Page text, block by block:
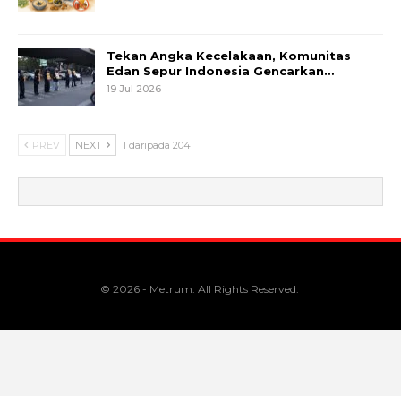
Tekan Angka Kecelakaan, Komunitas
Edan Sepur Indonesia Gencarkan…
19 Jul 2026
PREV NEXT 1 daripada 204
© 2026 - Metrum. All Rights Reserved.